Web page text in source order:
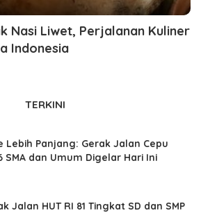
Nasi Liwet, Perjalanan Kuliner
Indonesia
TERKINI
Lebih Panjang: Gerak Jalan Cepu
SMA dan Umum Digelar Hari Ini
Jalan HUT RI 81 Tingkat SD dan SMP